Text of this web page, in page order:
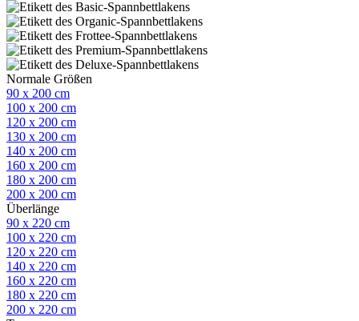
Normale Größen
90 x 200 cm
100 x 200 cm
120 x 200 cm
130 x 200 cm
140 x 200 cm
160 x 200 cm
180 x 200 cm
200 x 200 cm
Überlänge
90 x 220 cm
100 x 220 cm
120 x 220 cm
140 x 220 cm
160 x 220 cm
180 x 220 cm
200 x 220 cm